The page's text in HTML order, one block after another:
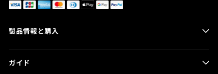
(Twitter)
製品情報と購入
HOVERAir X1 Smart
ガイド